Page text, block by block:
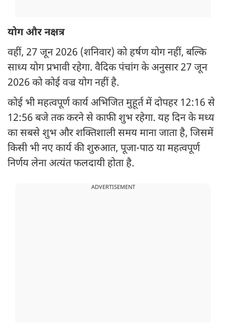
योग और नक्षत्र
वहीं, 27 जून 2026 (शनिवार) को हर्षण योग नहीं, बल्कि
साध्य योग प्रभावी रहेगा. वैदिक पंचांग के अनुसार 27 जून
2026 को कोई वज्र योग नहीं है.
कोई भी महत्वपूर्ण कार्य अभिजित मुहूर्त में दोपहर 12:16 से
12:56 बजे तक करने से काफी शुभ रहेगा. यह दिन के मध्य
का सबसे शुभ और शक्तिशाली समय माना जाता है, जिसमें
किसी भी नए कार्य की शुरुआत, पूजा-पाठ या महत्वपूर्ण
निर्णय लेना अत्यंत फलदायी होता है.
ADVERTISEMENT